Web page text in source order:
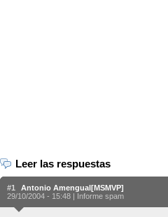
Leer las respuestas
#1
Antonio Amengual[MSMVP]
29/10/2004 - 15:48 | Informe spam